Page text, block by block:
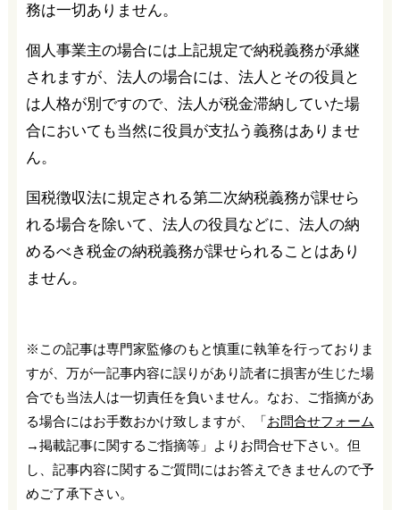
務は一切ありません。
個人事業主の場合には上記規定で納税義務が承継
されますが、法人の場合には、法人とその役員と
は人格が別ですので、法人が税金滞納していた場
合においても当然に役員が支払う義務はありませ
ん。
国税徴収法に規定される第二次納税義務が課せら
れる場合を除いて、法人の役員などに、法人の納
めるべき税金の納税義務が課せられることはあり
ません。
※この記事は専門家監修のもと慎重に執筆を行っておりま
すが、万が一記事内容に誤りがあり読者に損害が生じた場
合でも当法人は一切責任を負いません。なお、ご指摘があ
る場合にはお手数おかけ致しますが、「お問合せフォーム
→掲載記事に関するご指摘等」よりお問合せ下さい。但
し、記事内容に関するご質問にはお答えできませんので予
めご了承下さい。